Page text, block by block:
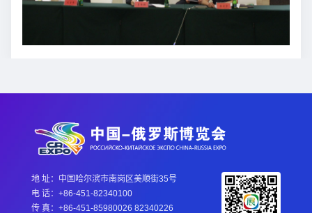
地 址：中国哈尔滨市南岗区美顺街35号
电 话：+86-451-82340100
传 真：+86-451-85980026 82340226